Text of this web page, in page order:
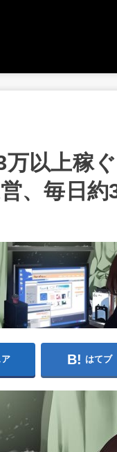
万以上稼
、毎日
ア はてブ